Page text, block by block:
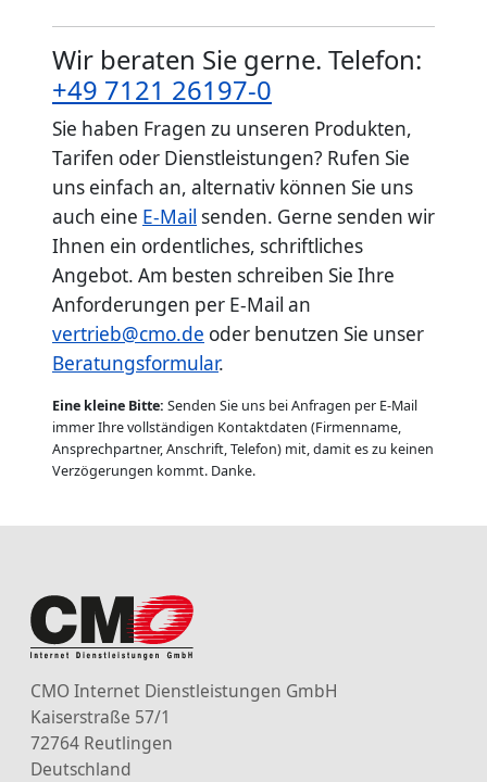
Wir beraten Sie gerne. Telefon:
+49 7121 26197-0
Sie haben Fragen zu unseren Produkten,
Tarifen oder Dienstleistungen? Rufen Sie
uns einfach an, alternativ können Sie uns
auch eine E-Mail senden. Gerne senden wir
Ihnen ein ordentliches, schriftliches
Angebot. Am besten schreiben Sie Ihre
Anforderungen per E-Mail an
vertrieb@cmo.de oder benutzen Sie unser
Beratungsformular.
Eine kleine Bitte: Senden Sie uns bei Anfragen per E-Mail
immer Ihre vollständigen Kontaktdaten (Firmenname,
Ansprechpartner, Anschrift, Telefon) mit, damit es zu keinen
Verzögerungen kommt. Danke.
CMO Internet Dienstleistungen GmbH
Kaiserstraße 57/1
72764 Reutlingen
Deutschland